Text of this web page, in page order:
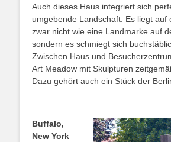
Auch dieses Haus integriert sich
umgebende Landschaft. Es liegt auf
zwar nicht wie eine Landmarke auf
sondern es schmiegt sich
Zwischen Haus und
Art Meadow mit Skulpturen
Dazu gehört auch ein Stück der
Buffalo,
New York